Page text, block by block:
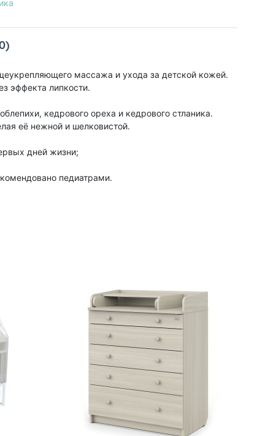
массажа и ухода за детской кожей.
эффекта липкости.
кедрового ореха и кедрового стланика.
её нежной и шелковистой.
дней жизни;
педиатрами.